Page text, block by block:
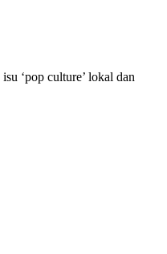
‘pop culture’ lokal dan